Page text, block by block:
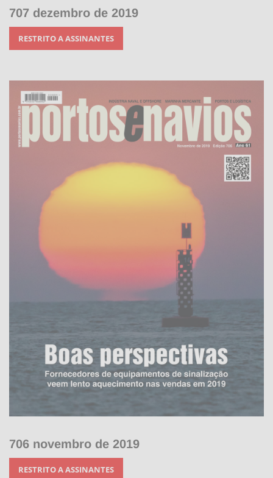
707 dezembro de 2019
RESTRITO A ASSINANTES
706 novembro de 2019
RESTRITO A ASSINANTES